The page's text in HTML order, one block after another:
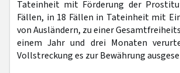
Tateinheit mit Förderung der
Fällen, in 18 Fällen in Tateinheit mit
von Ausländern, zu einer
einem Jahr und drei Monaten
Vollstreckung es zur Bewährung